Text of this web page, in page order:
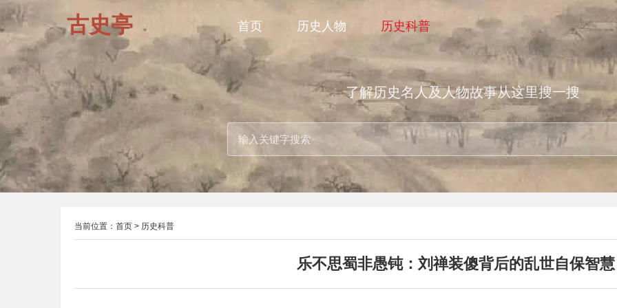
古史亭 首页 历史人物 历史科普
了解历史名人及人物故事从这里搜一搜
当前位置： 首页 > 历史科普
乐不思蜀非愚钝：刘禅装傻背后的乱世自保智慧